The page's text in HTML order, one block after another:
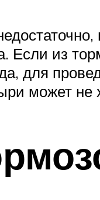
Если из
для
может не